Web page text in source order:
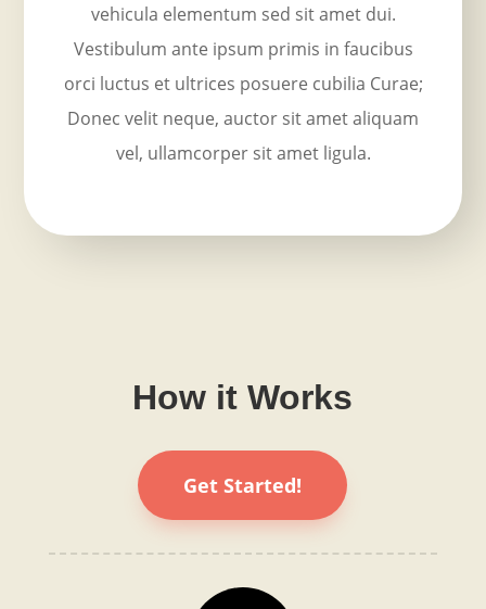
vehicula elementum sed sit amet dui.
Vestibulum ante ipsum primis in faucibus
orci luctus et ultrices posuere cubilia Curae;
Donec velit neque, auctor sit amet aliquam
vel, ullamcorper sit amet ligula.
How it Works
Get Started!